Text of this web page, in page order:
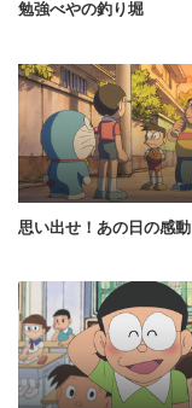
あいうえお順(降順)
動画が長い順
動画が短い順
2008年
2011年
2012年
2013年
2014年
2015年
2016年
勉強べやの釣り堀
思い出せ！あの日の感動